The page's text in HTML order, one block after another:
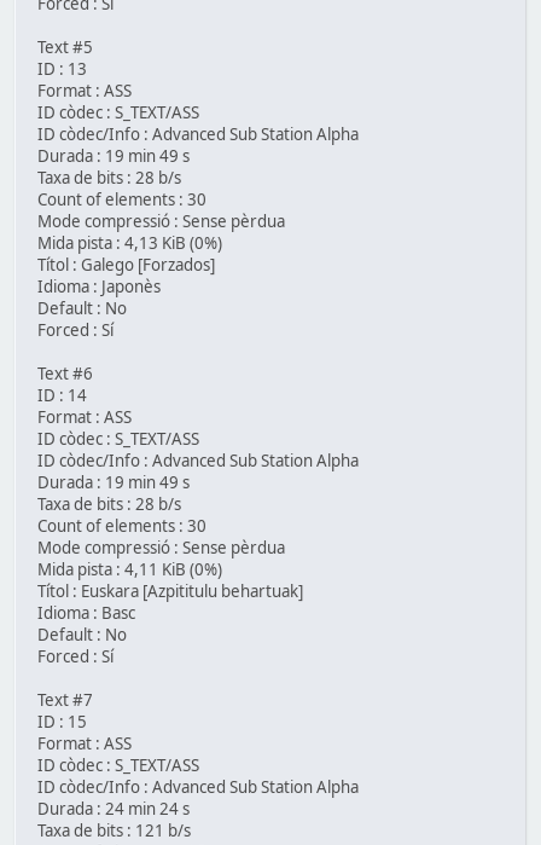
Text #5
ID : 13
Format : ASS
ID còdec : S_TEXT/ASS
ID còdec/Info : Advanced Sub Station Alpha
Durada : 19 min 49 s
Taxa de bits : 28 b/s
Count of elements : 30
Mode compressió : Sense pèrdua
Mida pista : 4,13 KiB (0%)
Títol : Galego [Forzados]
Idioma : Japonès
Default : No
Forced : Sí
Text #6
ID : 14
Format : ASS
ID còdec : S_TEXT/ASS
ID còdec/Info : Advanced Sub Station Alpha
Durada : 19 min 49 s
Taxa de bits : 28 b/s
Count of elements : 30
Mode compressió : Sense pèrdua
Mida pista : 4,11 KiB (0%)
Títol : Euskara [Azpititulu behartuak]
Idioma : Basc
Default : No
Forced : Sí
Text #7
ID : 15
Format : ASS
ID còdec : S_TEXT/ASS
ID còdec/Info : Advanced Sub Station Alpha
Durada : 24 min 24 s
Taxa de bits : 121 b/s